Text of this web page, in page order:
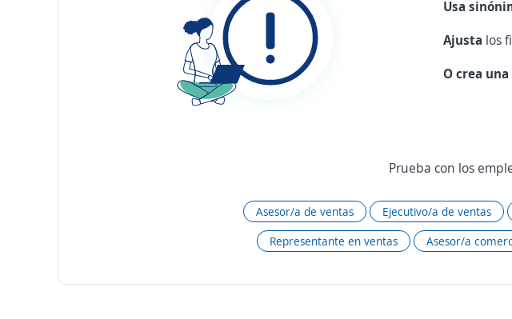
Usa
Ajusta los
O crea
Prueba con los
Asesor/a de ventas Ejecutivo/a de ventas
Representante en ventas
Asesor/a